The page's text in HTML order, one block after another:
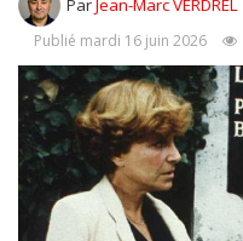
ParJean-Marc VERDREL
Publié mardi 16 juin 2026